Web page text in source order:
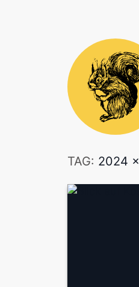
TAG: 2024 ×